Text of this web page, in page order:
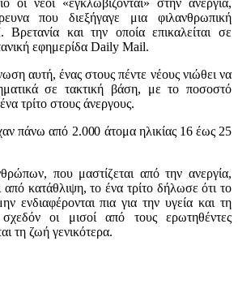
που διεξήγαγε μια φιλανθρωπική
και την οποία επικαλείται σε
εφημερίδα Daily Mail.
αυτή, ένας στους πέντε νέους νιώθει να
σε τακτική βάση, με το ποσοστό
τρίτο στους άνεργους.
πάνω από 2.000 άτομα ηλικίας 16 έως 25
που μαστίζεται από την ανεργία,
από κατάθλιψη, το ένα τρίτο δήλωσε ότι το
ενδιαφέρονται πια για την υγεία και τη
οι μισοί από τους ερωτηθέντες
τη ζωή γενικότερα.